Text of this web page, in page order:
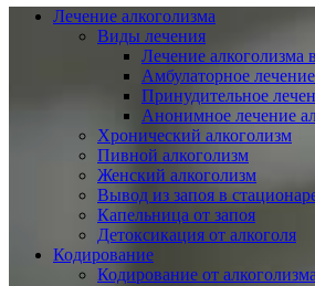
Лечение алкоголизма
Виды лечения
Лечение алкоголизма
Амбулаторное
Принудительное
Анонимное лечение
Хронический алкоголизм
Пивной алкоголизм
Женский алкоголизм
Вывод из запоя в
Капельница от запоя
Детоксикация от алкоголя
Кодирование
Кодирование от алкоголизма